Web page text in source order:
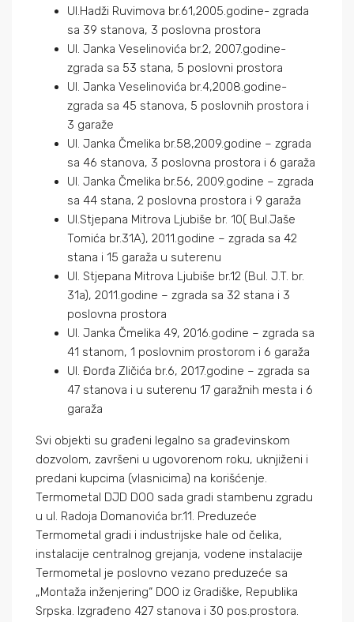
Ul.Hadži Ruvimova br.61,2005.godine- zgrada
sa 39 stanova, 3 poslovna prostora
Ul. Janka Veselinovića br.2, 2007.godine-
zgrada sa 53 stana, 5 poslovni prostora
Ul. Janka Veselinovića br.4,2008.godine-
zgrada sa 45 stanova, 5 poslovnih prostora i
3 garaže
Ul. Janka Čmelika br.58,2009.godine – zgrada
sa 46 stanova, 3 poslovna prostora i 6 garaža
Ul. Janka Čmelika br.56, 2009.godine – zgrada
sa 44 stana, 2 poslovna prostora i 9 garaža
Ul.Stjepana Mitrova Ljubiše br. 10( Bul.Jaše
Tomića br.31A), 2011.godine – zgrada sa 42
stana i 15 garaža u suterenu
Ul. Stjepana Mitrova Ljubiše br.12 (Bul. J.T. br.
31a), 2011.godine – zgrada sa 32 stana i 3
poslovna prostora
Ul. Janka Čmelika 49, 2016.godine – zgrada sa
41 stanom, 1 poslovnim prostorom i 6 garaža
Ul. Đorđa Zličića br.6, 2017.godine – zgrada sa
47 stanova i u suterenu 17 garažnih mesta i 6
garaža
Svi objekti su građeni legalno sa građevinskom
dozvolom, završeni u ugovorenom roku, uknjiženi i
predani kupcima (vlasnicima) na korišćenje.
Termometal DJD DOO sada gradi stambenu zgradu
u ul. Radoja Domanovića br.11. Preduzeće
Termometal gradi i industrijske hale od čelika,
instalacije centralnog grejanja, vodene instalacije
Termometal je poslovno vezano preduzeće sa
„Montaža inženjering“ DOO iz Gradiške, Republika
Srpska. Izgrađeno 427 stanova i 30 pos.prostora.